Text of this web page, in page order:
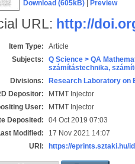
Download (605kB)| Preview
URL: http://
Item Type:
Article
Subjects:
Q Science > QA
számítástechnika,
Divisions:
Research Laboratory on
Depositor:
MTMT Injector
User:
MTMT Injector
Deposited:
04 Oct 2019 07:03
Modified:
17 Nov 2021 14:07
URI:
https://eprints.sztaki.hu/